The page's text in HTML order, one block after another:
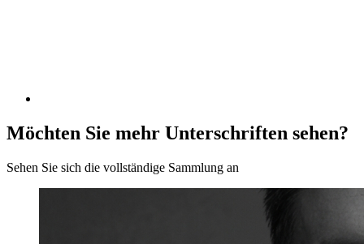
Möchten Sie mehr Unterschriften sehen?
Sehen Sie sich die vollständige Sammlung an